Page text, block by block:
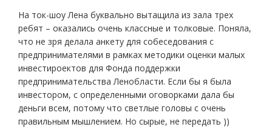
На ток-шоу Лена буквально вытащила из зала трех
ребят – оказались очень классные и толковые. Поняла,
что не зря делала анкету для собеседования с
предпринимателями в рамках методики оценки малых
инвестироектов для Фонда поддержки
предпринимательства Ленобласти. Если бы я была
инвестором, с определенными оговорками дала бы
деньги всем, потому что светлые головы с очень
правильным мышлением. Но сырые, не передать ))